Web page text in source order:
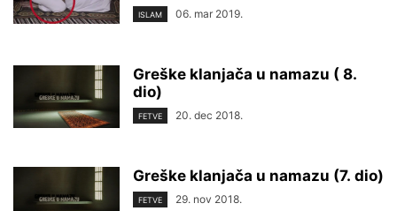
ISLAM 06. mar 2019.
Greške klanjača u namazu ( 8.
dio)
FETVE 20. dec 2018.
Greške klanjača u namazu (7. dio)
FETVE 29. nov 2018.